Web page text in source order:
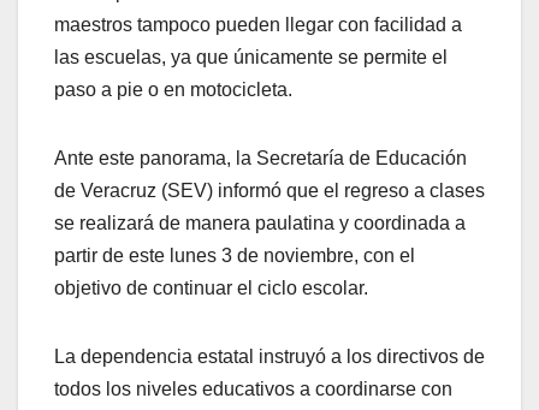
maestros tampoco pueden llegar con facilidad a
las escuelas, ya que únicamente se permite el
paso a pie o en motocicleta.
Ante este panorama, la Secretaría de Educación
de Veracruz (SEV) informó que el regreso a clases
se realizará de manera paulatina y coordinada a
partir de este lunes 3 de noviembre, con el
objetivo de continuar el ciclo escolar.
La dependencia estatal instruyó a los directivos de
todos los niveles educativos a coordinarse con